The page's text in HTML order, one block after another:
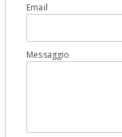
Email
Messaggio